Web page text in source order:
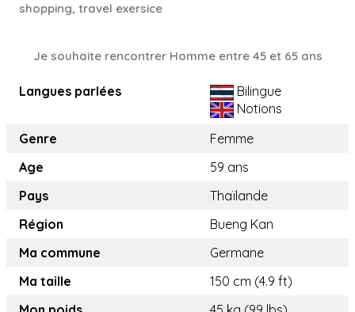
shopping, travel exersice
Je souhaite rencontrer Homme entre 45 et 65 ans
Langues parlées
Bilingue
Notions
Genre
Femme
Age
59 ans
Pays
Thaïlande
Région
Bueng Kan
Ma commune
Germane
Ma taille
150 cm (4.9 ft)